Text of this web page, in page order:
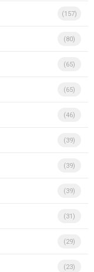
(157)
(80)
(65)
(65)
(46)
(39)
(39)
(39)
(31)
(29)
(23)